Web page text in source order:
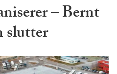
– Bernt
slutter